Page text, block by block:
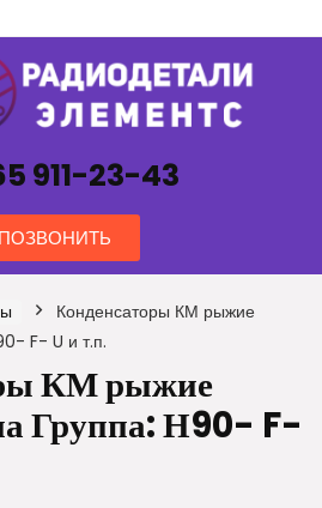
911-23-43
ПОЗВОНИТЬ
Конденсаторы КМ рыжие
F- U и т.п.
КМ рыжие
Группа: Н90- F-